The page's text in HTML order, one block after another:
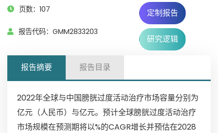
页数：107
报告代码：GMM2833203
定制报告
研究逻辑
报告摘要 报告目录
2022年全球与中国膀胱过度活动治疗市场容量分别为
亿元（人民币）与亿元。预计全球膀胱过度活动治疗
市场规模在预测期将以%的CAGR增长并预估在2028